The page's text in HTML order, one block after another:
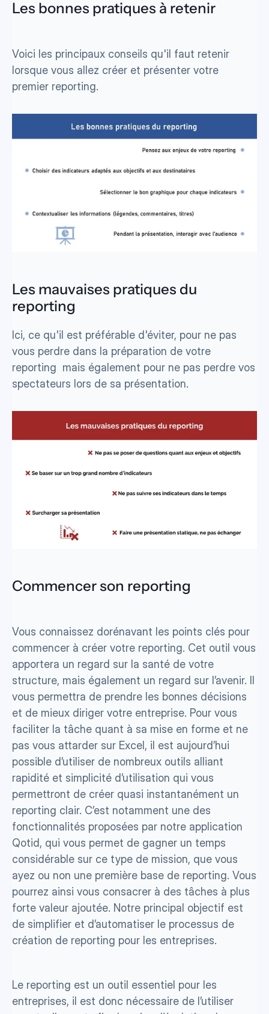
Les bonnes pratiques à retenir
Voici les principaux conseils qu'il faut retenir
lorsque vous allez créer et présenter votre
premier reporting.
Les mauvaises pratiques du
reporting
Ici, ce qu'il est préférable d'éviter, pour ne pas
vous perdre dans la préparation de votre
reporting  mais également pour ne pas perdre vos
spectateurs lors de sa présentation.
Commencer son reporting
Vous connaissez dorénavant les points clés pour
commencer à créer votre reporting. Cet outil vous
apportera un regard sur la santé de votre
structure, mais également un regard sur l’avenir. Il
vous permettra de prendre les bonnes décisions
et de mieux diriger votre entreprise. Pour vous
faciliter la tâche quant à sa mise en forme et ne
pas vous attarder sur Excel, il est aujourd’hui
possible d’utiliser de nombreux outils alliant
rapidité et simplicité d’utilisation qui vous
permettront de créer quasi instantanément un
reporting clair. C’est notamment une des
fonctionnalités proposées par notre application
Qotid, qui vous permet de gagner un temps
considérable sur ce type de mission, que vous
ayez ou non une première base de reporting. Vous
pourrez ainsi vous consacrer à des tâches à plus
forte valeur ajoutée. Notre principal objectif est
de simplifier et d’automatiser le processus de
création de reporting pour les entreprises.
Le reporting est un outil essentiel pour les
entreprises, il est donc nécessaire de l’utiliser